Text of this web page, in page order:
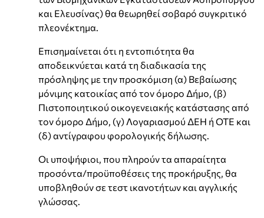
και Ελευσίνας) θα θεωρηθεί σοβαρό συγκριτικό
πλεονέκτημα.
Επισημαίνεται ότι η εντοπιότητα θα
αποδεικνύεται κατά τη διαδικασία της
πρόσληψης με την προσκόμιση (α) Βεβαίωσης
μόνιμης κατοικίας από τον όμορο Δήμο, (β)
Πιστοποιητικού οικογενειακής κατάστασης από
τον όμορο Δήμο, (γ) Λογαριασμού ΔΕΗ ή ΟΤΕ και
(δ) αντίγραφου φορολογικής δήλωσης.
Οι υποψήφιοι, που πληρούν τα απαραίτητα
προσόντα/προϋποθέσεις της προκήρυξης, θα
υποβληθούν σε τεστ ικανοτήτων και αγγλικής
γλώσσας.